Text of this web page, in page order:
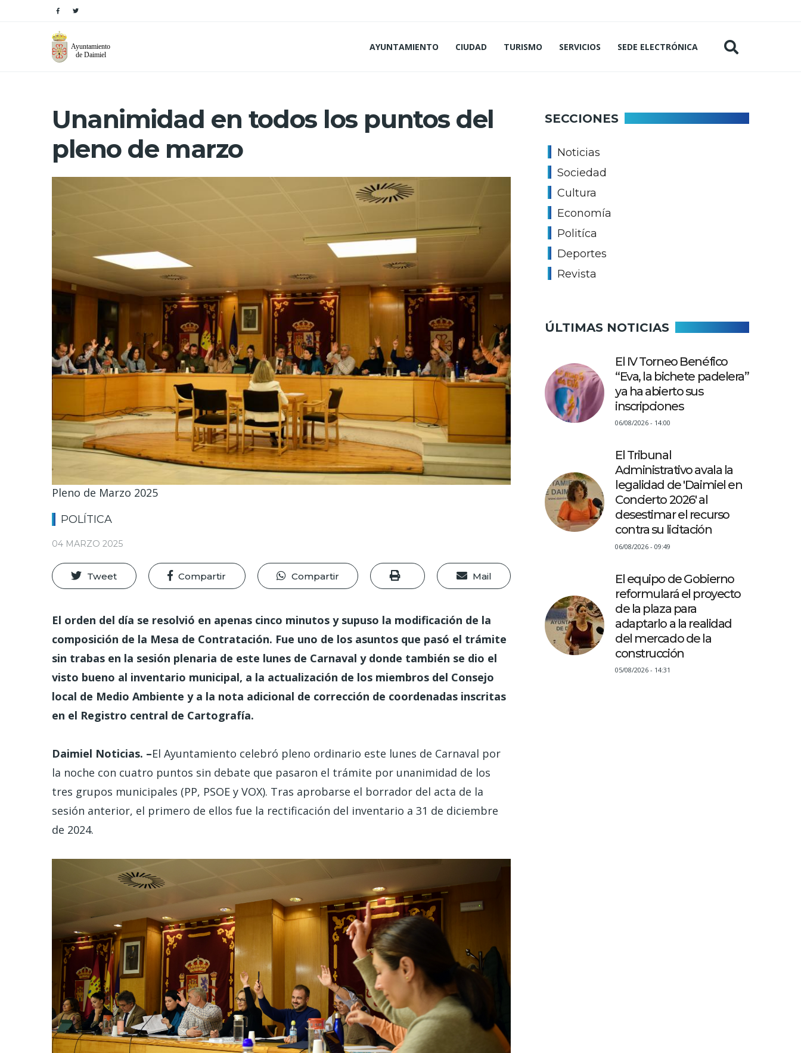
AYUNTAMIENTO CIUDAD TURISMO SERVICIOS SEDE ELECTRÓNICA
Unanimidad en todos los puntos del
pleno de marzo
Pleno de Marzo 2025
POLÍTICA
04 MARZO 2025
Tweet Compartir Compartir Mail
El orden del día se resolvió en apenas cinco minutos y supuso la modificación de la
composición de la Mesa de Contratación. Fue uno de los asuntos que pasó el trámite
sin trabas en la sesión plenaria de este lunes de Carnaval y donde también se dio el
visto bueno al inventario municipal, a la actualización de los miembros del Consejo
local de Medio Ambiente y a la nota adicional de corrección de coordenadas inscritas
en el Registro central de Cartografía.
Daimiel Noticias. –El Ayuntamiento celebró pleno ordinario este lunes de Carnaval por
la noche con cuatro puntos sin debate que pasaron el trámite por unanimidad de los
tres grupos municipales (PP, PSOE y VOX). Tras aprobarse el borrador del acta de la
sesión anterior, el primero de ellos fue la rectificación del inventario a 31 de diciembre
de 2024.
SECCIONES
Noticias
Sociedad
Cultura
Economía
Politíca
Deportes
Revista
ÚLTIMAS NOTICIAS
El IV Torneo Benéfico
“Eva, la bichete padelera”
ya ha abierto sus
inscripciones
06/08/2026 - 14:00
El Tribunal
Administrativo avala la
legalidad de 'Daimiel en
Concierto 2026' al
desestimar el recurso
contra su licitación
06/08/2026 - 09:49
El equipo de Gobierno
reformulará el proyecto
de la plaza para
adaptarlo a la realidad
del mercado de la
construcción
05/08/2026 - 14:31